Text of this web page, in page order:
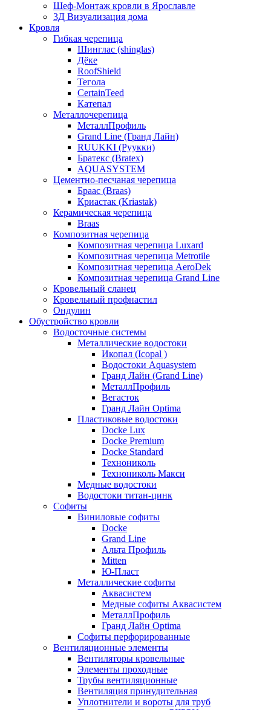
Шеф-Монтаж кровли в Ярославле
3Д Визуализация дома
Кровля
Гибкая черепица
Шинглас (shinglas)
Дёке
RoofShield
Тегола
CertainTeed
Катепал
Металлочерепица
МеталлПрофиль
Grand Line (Гранд Лайн)
RUUKKI (Руукки)
Братекс (Bratex)
AQUASYSTEM
Цементно-песчаная черепица
Браас (Braas)
Криастак (Kriastak)
Керамическая черепица
Braas
Композитная черепица
Композитная черепица Luxard
Композитная черепица Metrotile
Композитная черепица AeroDek
Композитная черепица Grand Line
Кровельный сланец
Кровельный профнастил
Ондулин
Обустройство кровли
Водосточные системы
Металлические водостоки
Икопал (Icopal )
Водостоки Aquasystem
Гранд Лайн (Grand Line)
МеталлПрофиль
Вегасток
Гранд Лайн Optima
Пластиковые водостоки
Docke Lux
Docke Premium
Docke Standard
Технониколь
Технониколь Макси
Медные водостоки
Водостоки титан-цинк
Софиты
Виниловые софиты
Docke
Grand Line
Альта Профиль
Mitten
Ю-Пласт
Металлические софиты
Аквасистем
Медные софиты Аквасистем
МеталлПрофиль
Гранд Лайн Optima
Софиты перфорированные
Вентиляционные элементы
Вентиляторы кровельные
Элементы проходные
Трубы вентиляционные
Вентиляция принудительная
Уплотнители и вороты для труб